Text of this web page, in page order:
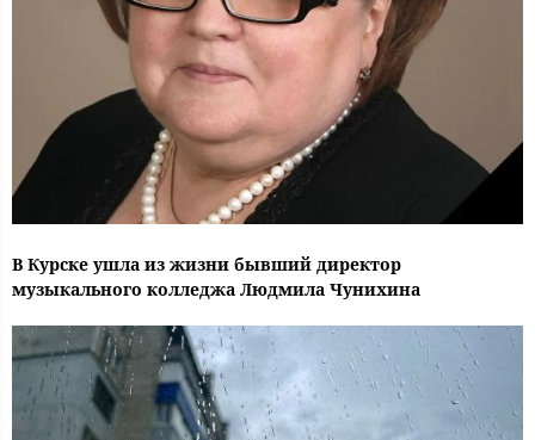
В Курске ушла из жизни бывший директор
музыкального колледжа Людмила Чунихина